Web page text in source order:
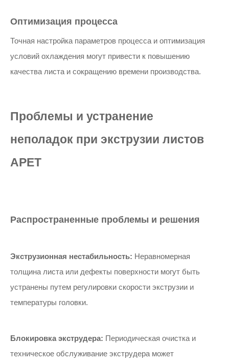
Оптимизация процесса
Точная настройка параметров процесса и оптимизация
условий охлаждения могут привести к повышению
качества листа и сокращению времени производства.
Проблемы и устранение
неполадок при экструзии листов
APET
Распространенные проблемы и решения
Экструзионная нестабильность: Неравномерная
толщина листа или дефекты поверхности могут быть
устранены путем регулировки скорости экструзии и
температуры головки.
Блокировка экструдера: Периодическая очистка и
техническое обслуживание экструдера может